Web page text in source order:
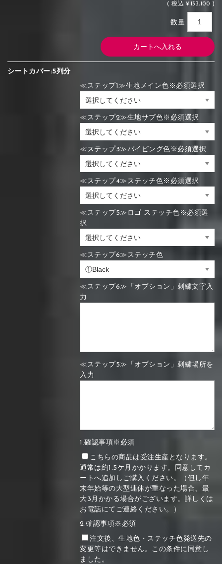
(税込 ¥133,100 )
数量
シートカバー:5列分
≪ステップ1≫生地メイン色※必須選択
≪ステップ2≫生地サブ色※必須選択
≪ステップ3≫パイピング色※必須選択
≪ステップ4≫ステッチ色※必須選択
≪ステップ5≫ロゴ ステッチ色※必須選
択
≪ステップ6≫ステッチ色
≪ステップ6≫「オプション」刺繍文字入
力
≪ステップ5≫「オプション」刺繍場所を
入力
1.確認事項※必須
こちらの商品は受注生産となります。
通常は約1.5ケ月かかります。同意してカ
ートへ追加しご購入ください。（但し年
末年始等の大型連休が重なった場合、最
大3月かかる場合がございます。詳しくは
お電話にてご連絡ください。）
2.確認事項※必須
注文後、生地色・ステッチ色発送先の
変更等はできません。この条件に同意し
ました。